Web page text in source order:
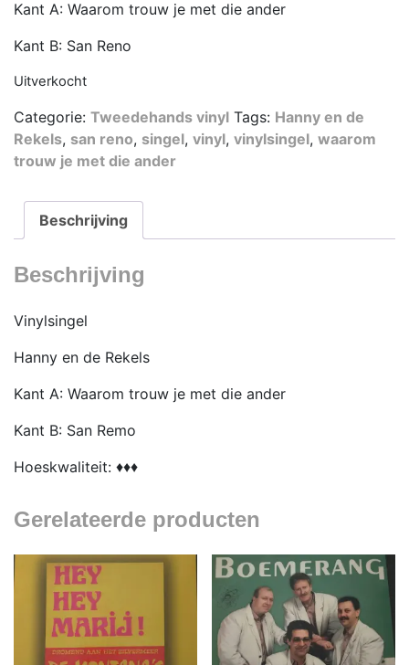
Kant A: Waarom trouw je met die ander
Kant B: San Reno
Uitverkocht
Categorie: Tweedehands vinyl Tags: Hanny en de
Rekels, san reno, singel, vinyl, vinylsingel, waarom
trouw je met die ander
Beschrijving
Beschrijving
Vinylsingel
Hanny en de Rekels
Kant A: Waarom trouw je met die ander
Kant B: San Remo
Hoeskwaliteit: ♦♦♦
Gerelateerde producten